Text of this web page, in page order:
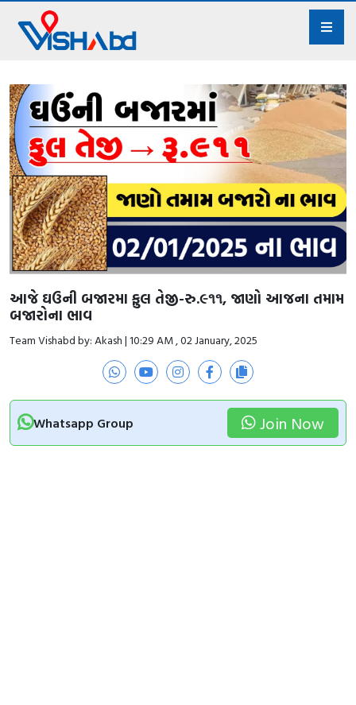
આજે ઘઉની બજારમા ફુલ તેજી-રુ.૯૧૧, જાણો આજના તમામ
બજારોના ભાવ
Team Vishabd by: Akash | 10:29 AM , 02 January, 2025
Whatsapp Group Join Now